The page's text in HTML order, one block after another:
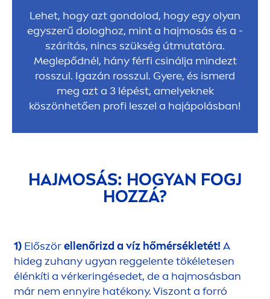
Lehet, hogy azt gondolod, hogy egy olyan
egyszerű dologhoz, mint a hajmosás és a -
szárítás, nincs szükség útmutatóra.
Meglepődnél, hány férfi csinálja mindezt
rosszul. Igazán rosszul. Gyere, és ismerd
meg azt a 3 lépést, amelyeknek
köszönhetően profi leszel a hajápolásban!
HAJMOSÁS: HOGYAN FOGJ
HOZZÁ?
1) Előszörellenőrizd a víz hőmérsékletét! A
hideg zuhany ugyan reggelente tökéletesen
élénkíti a vérkeringésedet, de a hajmosásban
már nem ennyire hatékony. Viszont a forró